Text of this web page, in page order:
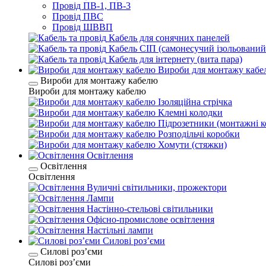
Провід ПВ-1, ПВ-3
Провід ПВС
Провід ШВВП
Кабель для сонячних панелей
Кабель СІП (самонесучий
Кабель для інтернету (вита пара)
Вироби для монтажу
Вироби для монтажу кабелю
Вироби для монтажу кабелю
Ізоляційна стрічка
Клемні колодки
Підрозетники (монтажні
Розподільчі коробки
Хомути (стяжки)
Освітлення
Освітлення
Освітлення
Вуличні світильники, прожектори
Лампи
Настінно-стельові світильники
Офісно-промислове освітлення
Настільні лампи
Силові розʼєми
Силові розʼєми
Силові розʼєми